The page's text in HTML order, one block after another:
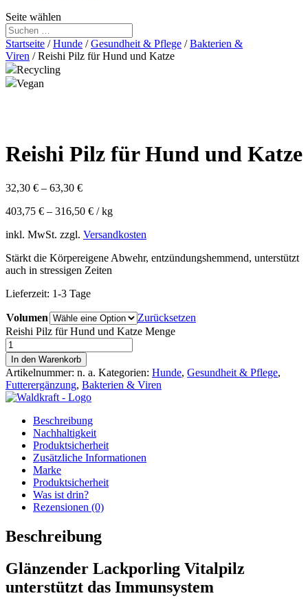
Seite wählen
Startseite /Hunde /Gesundheit & Pflege /Bakterien &
Viren / Reishi Pilz für Hund und Katze
Recycling
Vegan
Reishi Pilz für Hund und Katze
32,30 € – 63,30 €
403,75 € – 316,50 € /kg
inkl. MwSt. zzgl. Versandkosten
Stärkt die Körpereigene Abwehr, entzündungshemmend, unterstützt
auch in stressigen Zeiten
Lieferzeit: 1-3 Tage
Volumen
Zurücksetzen
Reishi Pilz für Hund und Katze Menge
In den Warenkorb
Artikelnummer: n. a. Kategorien: Hunde, Gesundheit & Pflege,
Futterergänzung, Bakterien & Viren
Beschreibung
Nachhaltigkeit
Produktsicherheit
Zusätzliche Informationen
Marke
Produktsicherheit
Was ist drin?
Rezensionen (0)
Beschreibung
Glänzender Lackporling Vitalpilz
unterstützt das Immunsystem